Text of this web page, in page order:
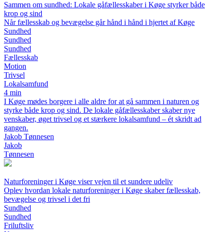
Sammen om sundhed: Lokale gåfællesskaber i Køge styrker både
krop og sind
Når fællesskab og bevægelse går hånd i hånd i hjertet af Køge
Sundhed
Sundhed
Sundhed
Fællesskab
Motion
Trivsel
Lokalsamfund
4 min
I Køge mødes borgere i alle aldre for at gå sammen i naturen og
styrke både krop og sind. De lokale gåfællesskaber skaber nye
venskaber, øget trivsel og et stærkere lokalsamfund – ét skridt ad
gangen.
Jakob Tønnesen
Jakob
Tønnesen
Naturforeninger i Køge viser vejen til et sundere udeliv
Oplev hvordan lokale naturforeninger i Køge skaber fællesskab,
bevægelse og trivsel i det fri
Sundhed
Sundhed
Friluftsliv